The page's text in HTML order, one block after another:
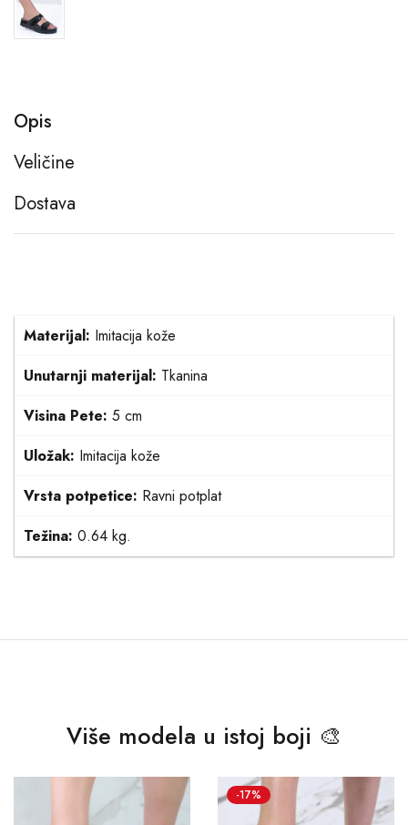
Opis
Veličine
Dostava
Materijal: Imitacija kože
Unutarnji materijal: Tkanina
Visina Pete: 5 cm
Uložak: Imitacija kože
Vrsta potpetice: Ravni potplat
Težina: 0.64 kg.
Više modela u istoj boji 🎨
-17%